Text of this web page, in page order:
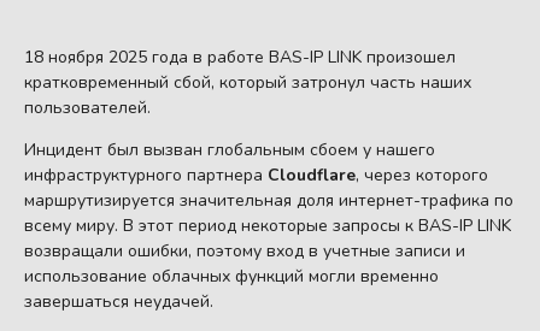
18 ноября 2025 года в работе BAS-IP LINK произошел
кратковременный сбой, который затронул часть наших
пользователей.
Инцидент был вызван глобальным сбоем у нашего
инфраструктурного партнера Cloudflare, через которого
маршрутизируется значительная доля интернет-трафика по
всему миру. В этот период некоторые запросы к BAS-IP LINK
возвращали ошибки, поэтому вход в учетные записи и
использование облачных функций могли временно
завершаться неудачей.